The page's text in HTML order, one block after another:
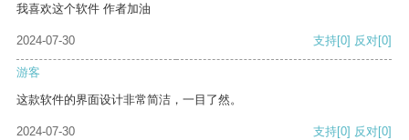
我喜欢这个软件 作者加油
2024-07-30 支持[0] 反对[0]
游客
这款软件的界面设计非常简洁，一目了然。
2024-07-30 支持[0] 反对[0]